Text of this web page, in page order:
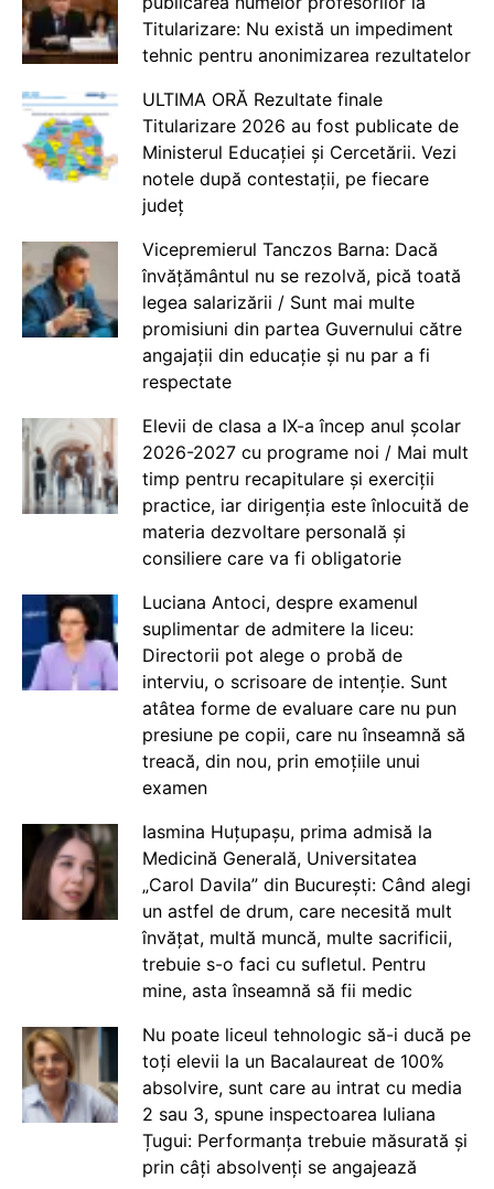
Titularizare: Nu există un impediment
tehnic pentru anonimizarea rezultatelor
ULTIMA ORĂ Rezultate finale
Titularizare 2026 au fost publicate de
Ministerul Educației și Cercetării. Vezi
notele după contestații, pe fiecare
județ
Vicepremierul Tanczos Barna: Dacă
învățământul nu se rezolvă, pică toată
legea salarizării / Sunt mai multe
promisiuni din partea Guvernului către
angajații din educație și nu par a fi
respectate
Elevii de clasa a IX-a încep anul școlar
2026-2027 cu programe noi / Mai mult
timp pentru recapitulare și exerciții
practice, iar dirigenția este înlocuită de
materia dezvoltare personală și
consiliere care va fi obligatorie
Luciana Antoci, despre examenul
suplimentar de admitere la liceu:
Directorii pot alege o probă de
interviu, o scrisoare de intenție. Sunt
atâtea forme de evaluare care nu pun
presiune pe copii, care nu înseamnă să
treacă, din nou, prin emoțiile unui
examen
Iasmina Huțupașu, prima admisă la
Medicină Generală, Universitatea
„Carol Davila” din București: Când alegi
un astfel de drum, care necesită mult
învățat, multă muncă, multe sacrificii,
trebuie s-o faci cu sufletul. Pentru
mine, asta înseamnă să fii medic
Nu poate liceul tehnologic să-i ducă pe
toți elevii la un Bacalaureat de 100%
absolvire, sunt care au intrat cu media
2 sau 3, spune inspectoarea Iuliana
Țugui: Performanța trebuie măsurată și
prin câți absolvenți se angajează